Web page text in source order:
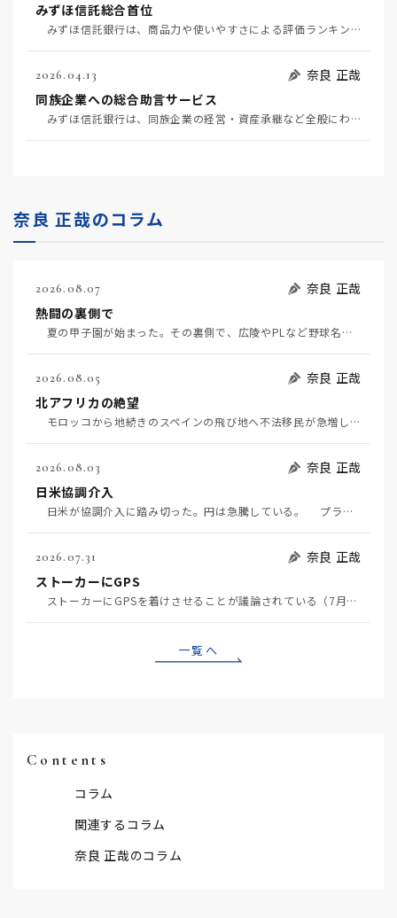
みずほ信託総合首位
みずほ信託銀行は、商品力や使いやすさによる評価ランキングで初の総合首位となった。（4月22日日経評…
2026.04.13
奈良 正哉
同族企業への総合助言サービス
みずほ信託銀行は、同族企業の経営・資産承継など全般にわたる助言サービスを開始する（4月7日日経）。…
奈良 正哉のコラム
2026.08.07
奈良 正哉
熱闘の裏側で
夏の甲子園が始まった。その裏側で、広陵やPLなど野球名門校（だった）の不祥事のその後について、「熱…
2026.08.05
奈良 正哉
北アフリカの絶望
モロッコから地続きのスペインの飛び地へ不法移民が急増していて、当地の大問題となっている。「海を泳い…
2026.08.03
奈良 正哉
日米協調介入
日米が協調介入に踏み切った。円は急騰している。 プラザ合意以降、協調介入は為替相場の転機になって…
2026.07.31
奈良 正哉
ストーカーにGPS
ストーカーにGPSを着けさせることが議論されている（7月29日日経）。反対派は「ストーカーにも人権…
一覧へ
Contents
コラム
関連するコラム
奈良 正哉のコラム